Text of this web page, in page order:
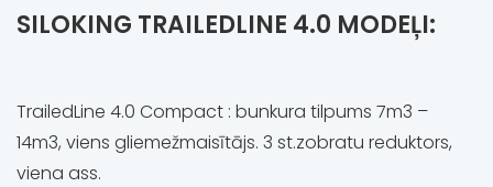
SILOKING TRAILEDLINE 4.0 MODEĻI:
TrailedLine 4.0 Compact : bunkura tilpums 7m3 –
14m3, viens gliemežmaisītājs. 3 st.zobratu reduktors,
viena ass.